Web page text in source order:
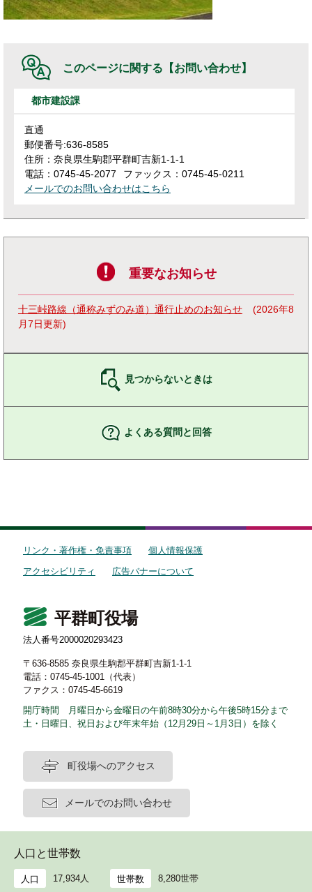
このページに関する 【お問い合わせ】
都市建設課
直通
郵便番号:636-8585
住所：奈良県生駒郡平群町吉新1-1-1
電話：0745-45-2077
ファックス：0745-45-0211
メールでのお問い合わせはこちら
重要なお知らせ
十三峠路線（通称みずのみ道）通行止めのお知らせ
2026年8
月7日更新
見つからないときは
よくある質問と回答
リンク・著作権・免責事項
個人情報保護
アクセシビリティ
広告バナーについて
平群町役場
法人番号2000020293423
〒636-8585 奈良県生駒郡平群町吉新1-1-1
電話：0745-45-1001（代表）
ファクス：0745-45-6619
開庁時間 月曜日から金曜日の午前8時30分から午後5時15分まで
土・日曜日、祝日および年末年始（12月29日～1月3日）を除く
町役場へのアクセス
メールでのお問い合わせ
人口と世帯数
人口 17,934人 世帯数 8,280世帯